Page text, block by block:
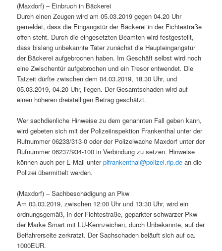
(Maxdorf) – Einbruch in Bäckerei
Durch einen Zeugen wird am 05.03.2019 gegen 04.20 Uhr
gemeldet, dass die Eingangstür der Bäckerei in der Fichtestraße
offen steht. Durch die eingesetzten Beamten wird festgestellt,
dass bislang unbekannte Täter zunächst die Haupteingangstür
der Bäckerei aufgebrochen haben. Im Geschäft selbst wird noch
eine Zwischentür aufgebrochen und ein Tresor entwendet. Die
Tatzeit dürfte zwischen dem 04.03.2019, 18.30 Uhr, und
05.03.2019, 04.20 Uhr, liegen. Der Gesamtschaden wird auf
einen höheren dreistelligen Betrag geschätzt.
Wer sachdienliche Hinweise zu dem genannten Fall geben kann,
wird gebeten sich mit der Polizeiinspektion Frankenthal unter der
Rufnummer 06233/313-0 oder der Polizeiwache Maxdorf unter der
Rufnummer 06237/934-100 in Verbindung zu setzen. Hinweise
können auch per E-Mail unterpifrankenthal@polizei.rlp.de an die
Polizei übermittelt werden.
(Maxdorf) – Sachbeschädigung an Pkw
Am 03.03.2019, zwischen 12:00 Uhr und 13:30 Uhr, wird ein
ordnungsgemäß, in der Fichtestraße, geparkter schwarzer Pkw
der Marke Smart mit LU-Kennzeichen, durch Unbekannte, auf der
Beifahrerseite zerkratzt. Der Sachschaden beläuft sich auf ca.
1000EUR.